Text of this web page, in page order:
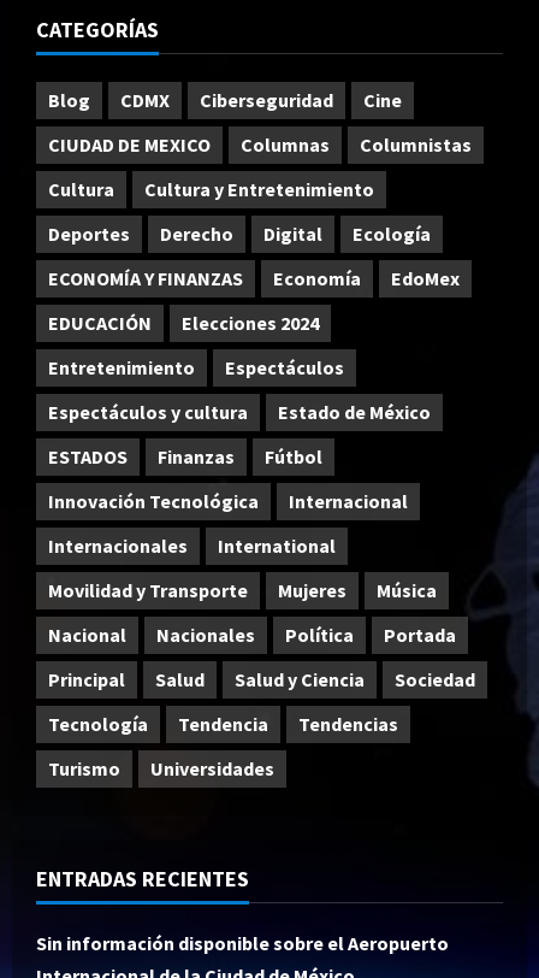
CATEGORÍAS
Blog CDMX Ciberseguridad
Cine
CIUDAD DE MEXICO
Columnas
Columnistas
Cultura
Cultura y Entretenimiento
Deportes
Derecho Digital
Ecología
ECONOMÍA Y FINANZAS
Economía
EdoMex
EDUCACIÓN
Elecciones 2024
Entretenimiento
Espectáculos
Espectáculos y cultura
Estado de México
ESTADOS
Finanzas
Fútbol
Innovación Tecnológica
Internacional
Internacionales
International
Movilidad y Transporte
Mujeres
Música
Nacional
Nacionales Política
Portada
Principal
Salud Salud y Ciencia
Sociedad
Tecnología
Tendencia
Tendencias
Turismo
Universidades
ENTRADAS RECIENTES
Sin información disponible sobre el Aeropuerto